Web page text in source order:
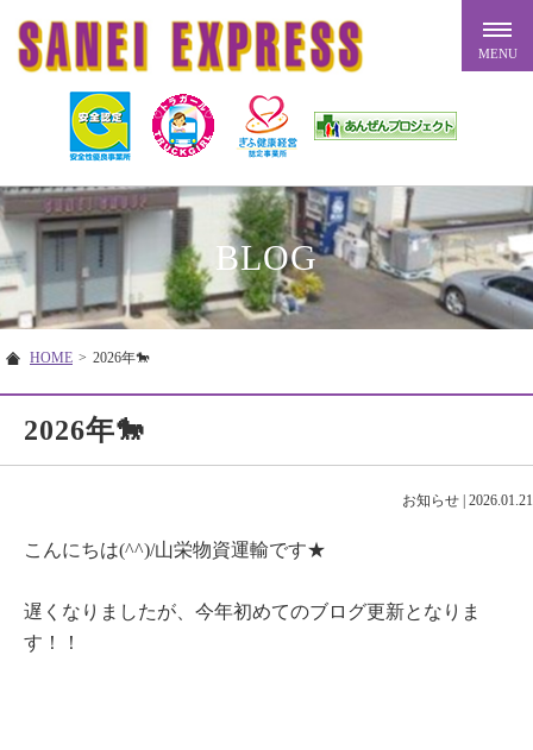
BLOG
HOME > 2026年🐎
2026年🐎
お知らせ | 2026.01.21
こんにちは(^^)/山栄物資運輸です★
遅くなりましたが、今年初めてのブログ更新となりま
す！！